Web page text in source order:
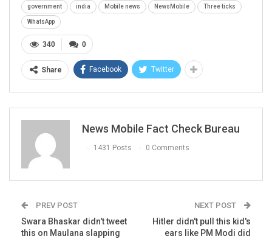
That was not enough, four picture of a TV screen is also
surfaced the internet which shows one of the top viewed
channel AAJ Tak running a bulletin on the same claims.
didn’t tweet this on Maulana
slapping woman
government india Mobile news NewsMobile Three ticks
WhatsApp
0
340
Share Facebook Twitter
News Mobile Fact Check Bureau
1431 Posts 0 Comments
PREV POST
Swara Bhaskar didn't tweet
this on Maulana slapping
NEXT POST
Hitler didn't pull this kid's
ears like PM Modi did